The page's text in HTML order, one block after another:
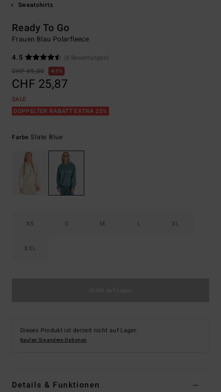
Sweatshirts
Ready To Go
Frauen Blau Polarfleece
4.5
(8 Bewertungen)
CHF 69,00
63%
CHF 25,87
SALE
DOPPELTER RABATT EXTRA 25%
Farbe Slate Blue
XS S M L XL
XXL
Dieses Produkt ist derzeit nicht auf Lager.
Kaufen Sie andere Optionen
Details & Funktionen